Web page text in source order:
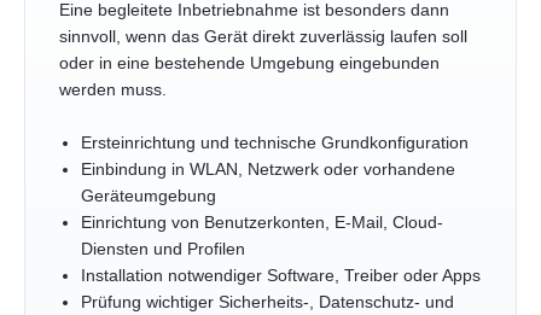
Eine begleitete Inbetriebnahme ist besonders dann
sinnvoll, wenn das Gerät direkt zuverlässig laufen soll
oder in eine bestehende Umgebung eingebunden
werden muss.
Ersteinrichtung und technische Grundkonfiguration
Einbindung in WLAN, Netzwerk oder vorhandene
Geräteumgebung
Einrichtung von Benutzerkonten, E-Mail, Cloud-
Diensten und Profilen
Installation notwendiger Software, Treiber oder Apps
Prüfung wichtiger Sicherheits-, Datenschutz- und